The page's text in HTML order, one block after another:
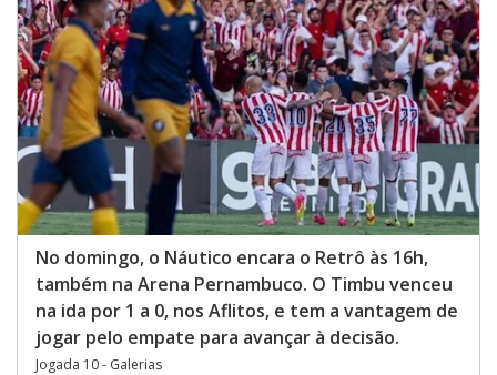
No domingo, o Náutico encara o Retrô às 16h,
também na Arena Pernambuco. O Timbu venceu
na ida por 1 a 0, nos Aflitos, e tem a vantagem de
jogar pelo empate para avançar à decisão.
Jogada 10 - Galerias